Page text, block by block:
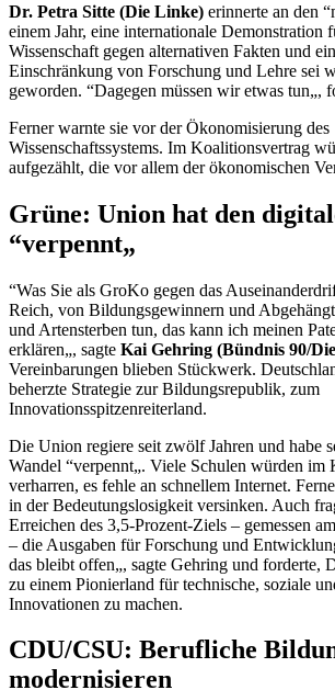
Dr. Petra Sitte (Die Linke) erinnerte an den “
einem Jahr, eine internationale Demonstration
Wissenschaft gegen alternativen Fakten und
Einschränkung von Forschung und Lehre sei
geworden. “Dagegen müssen wir etwas tun„,
Ferner warnte sie vor der Ökonomisierung des
Wissenschaftssystems. Im Koalitionsvertrag
aufgezählt, die vor allem der ökonomischen
Grüne: Union hat den
“verpennt„
“Was Sie als GroKo gegen das
Reich, von Bildungsgewinnern und
und Artensterben tun, das kann ich meinen
erklären„, sagte Kai Gehring (Bündnis 90/
Vereinbarungen blieben Stückwerk.
beherzte Strategie zur Bildungsrepublik, zum
Innovationsspitzenreiterland.
Die Union regiere seit zwölf Jahren und habe
Wandel “verpennt„. Viele Schulen würden im
verharren, es fehle an schnellem Internet.
in der Bedeutungslosigkeit versinken. Auch
Erreichen des 3,5-Prozent-Ziels – gemessen
– die Ausgaben für Forschung und
das bleibt offen„, sagte Gehring und forderte,
zu einem Pionierland für technische, soziale
Innovationen zu machen.
CDU/CSU: Berufliche
modernisieren